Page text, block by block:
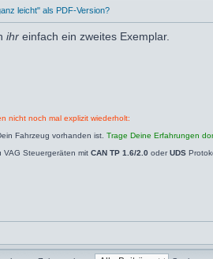
leicht" als PDF-Version?
ihr einfach ein zweites Exemplar.
nicht noch mal explizit wiederholt:
Fahrzeug vorhanden ist. Trage Deine Erfahrungen
VAG Steuergeräten mit CAN TP 1.6/2.0 oderUDS